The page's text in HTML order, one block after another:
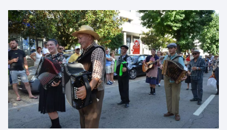
Los talentos juveniles llevan la música a la
calle